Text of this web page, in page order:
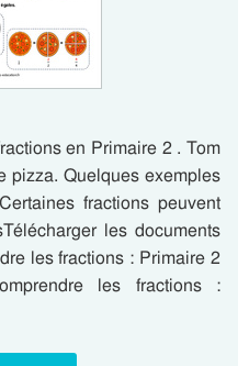
en Primaire 2 . Tom
pizza. Quelques exemples
fractions peuvent
les documents
les fractions : Primaire 2
les fractions :